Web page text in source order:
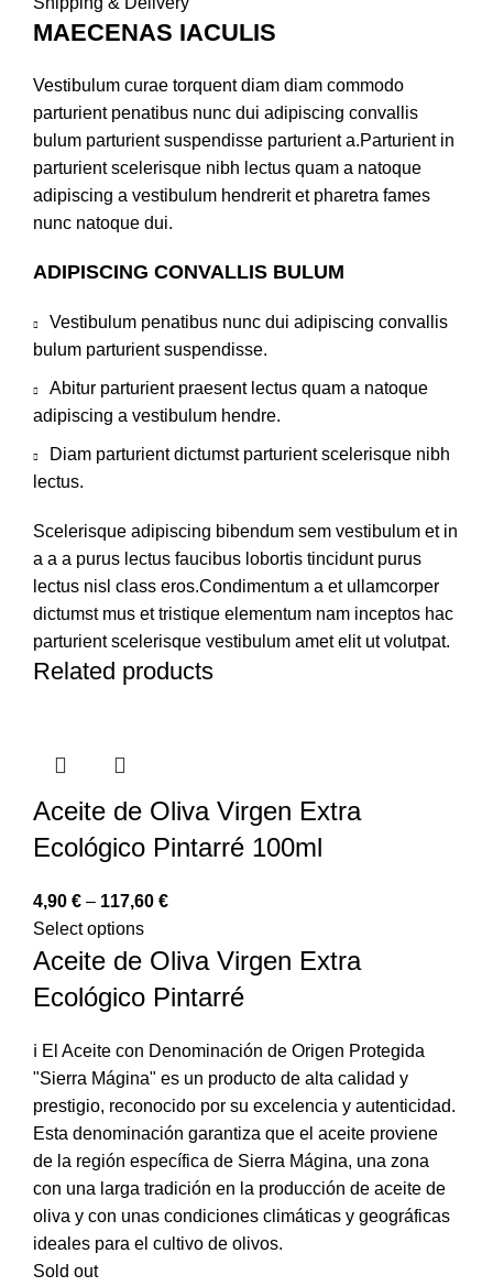
MAECENAS IACULIS
Vestibulum curae torquent diam diam commodo
parturient penatibus nunc dui adipiscing convallis
bulum parturient suspendisse parturient a.Parturient in
parturient scelerisque nibh lectus quam a natoque
adipiscing a vestibulum hendrerit et pharetra fames
nunc natoque dui.
ADIPISCING CONVALLIS BULUM
Vestibulum penatibus nunc dui adipiscing convallis
bulum parturient suspendisse.
Abitur parturient praesent lectus quam a natoque
adipiscing a vestibulum hendre.
Diam parturient dictumst parturient scelerisque nibh
lectus.
Scelerisque adipiscing bibendum sem vestibulum et in
a a a purus lectus faucibus lobortis tincidunt purus
lectus nisl class eros.Condimentum a et ullamcorper
dictumst mus et tristique elementum nam inceptos hac
parturient scelerisque vestibulum amet elit ut volutpat.
Related products
Aceite de Oliva Virgen Extra
Ecológico Pintarré 100ml
4,90 € – 117,60 €
Select options
Aceite de Oliva Virgen Extra
Ecológico Pintarré
ℹ️ El Aceite con Denominación de Origen Protegida
"Sierra Mágina" es un producto de alta calidad y
prestigio, reconocido por su excelencia y autenticidad.
Esta denominación garantiza que el aceite proviene
de la región específica de Sierra Mágina, una zona
con una larga tradición en la producción de aceite de
oliva y con unas condiciones climáticas y geográficas
ideales para el cultivo de olivos.
Sold out